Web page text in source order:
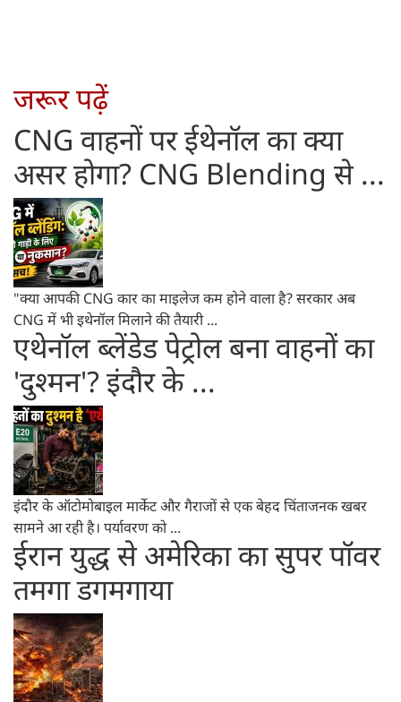
जरूर पढ़ें
CNG वाहनों पर ईथेनॉल का क्या
असर होगा? CNG Blending से ...
"क्या आपकी CNG कार का माइलेज कम होने वाला है? सरकार अब
CNG में भी इथेनॉल मिलाने की तैयारी ...
एथेनॉल ब्लेंडेड पेट्रोल बना वाहनों का
'दुश्मन'? इंदौर के ...
इंदौर के ऑटोमोबाइल मार्केट और गैराजों से एक बेहद चिंताजनक खबर
सामने आ रही है। पर्यावरण को ...
ईरान युद्ध से अमेरिका का सुपर पॉवर
तमगा डगमगाया